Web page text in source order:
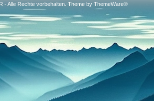
- Alle Rechte vorbehalten. Theme by ThemeWare®